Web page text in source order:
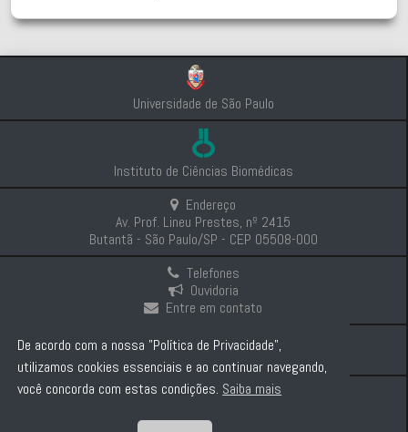
Universidade de São Paulo
Instituto de Ciências Biomédicas
Endereço
Av. Prof. Lineu Prestes, nº 2415
Butantã - São Paulo/SP - CEP 05508-000
Telefones
Ouvidoria
Entre em contato
Intranet
Comunicação e Imprensa
Politica de Privacidade
De acordo com a nossa "Política de Privacidade",
utilizamos cookies essenciais e ao continuar navegando,
você concorda com estas condições. Saiba mais